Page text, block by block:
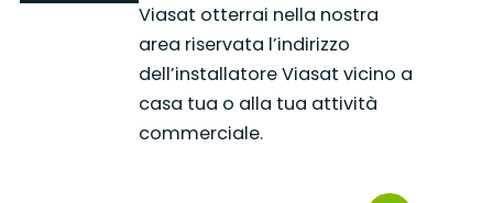
Viasat otterrai nella nostra
area riservata l’indirizzo
dell’installatore Viasat vicino a
casa tua o alla tua attività
commerciale.